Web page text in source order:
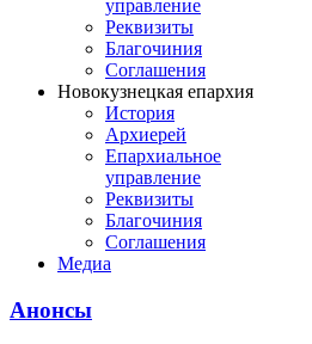
управление
Реквизиты
Благочиния
Соглашения
Новокузнецкая епархия
История
Архиерей
Епархиальное
управление
Реквизиты
Благочиния
Соглашения
Медиа
Анонсы